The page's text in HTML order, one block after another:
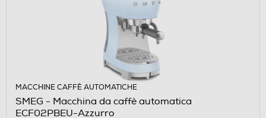
MACCHINE CAFFÈ AUTOMATICHE
SMEG - Macchina da caffè automatica
ECF02PBEU-Azzurro